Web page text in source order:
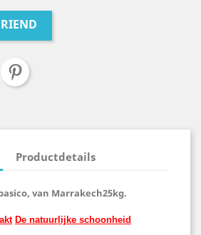
Productdetails
van Marrakech25kg.
De natuurlijke schoonheid